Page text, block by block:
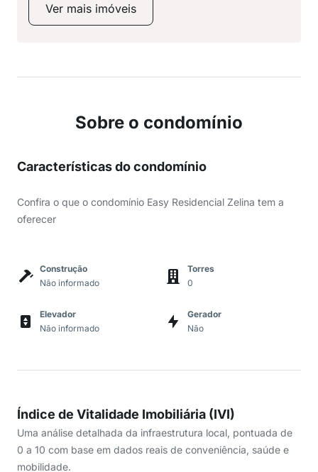
Ver mais imóveis
Sobre o condomínio
Características do condomínio
Confira o que o condomínio Easy Residencial Zelina tem a
oferecer
Construção
Não informado
Torres
0
Elevador
Não informado
Gerador
Não
Índice de Vitalidade Imobiliária (IVI)
Uma análise detalhada da infraestrutura local, pontuada de
0 a 10 com base em dados reais de conveniência, saúde e
mobilidade.